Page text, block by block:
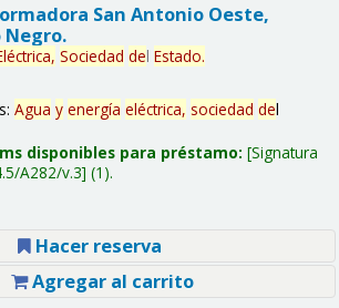
San Antonio Oeste,
Negro.
Sociedad del Estado.
Agua y energía eléctrica, sociedad del
disponibles para préstamo: Signatura
A282/v.3 (1).
Hacer reserva
Agregar al carrito